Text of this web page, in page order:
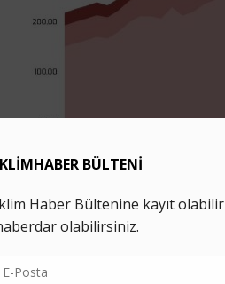
Emisyonları (milyon ton CO